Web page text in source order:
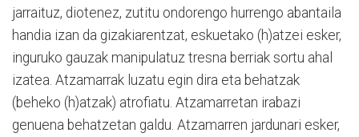
jarraituz, diotenez, zutitu ondorengo hurrengo abantaila
handia izan da gizakiarentzat, eskuetako (h)atzei esker,
inguruko gauzak manipulatuz tresna berriak sortu ahal
izatea. Atzamarrak luzatu egin dira eta behatzak
(beheko (h)atzak) atrofiatu. Atzamarretan irabazi
genuena behatzetan galdu. Atzamarren jardunari esker,